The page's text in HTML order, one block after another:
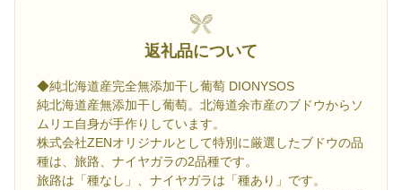
返礼品について
◆純北海道産完全無添加干し葡萄 DIONYSOS
純北海道産無添加干し葡萄。北海道余市産のブドウからソ
ムリエ自身が手作りしています。
株式会社ZENオリジナルとして特別に厳選したブドウの品
種は、旅路、ナイヤガラの2品種です。
旅路は「種なし」、ナイヤガラは「種あり」です。